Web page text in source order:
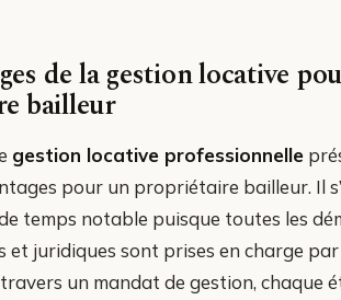
de la gestion locative
bailleur
gestion locative professionnelle
pour un propriétaire bailleur. Il
temps notable puisque toutes les
et juridiques sont prises en charge
un mandat de gestion, chaque